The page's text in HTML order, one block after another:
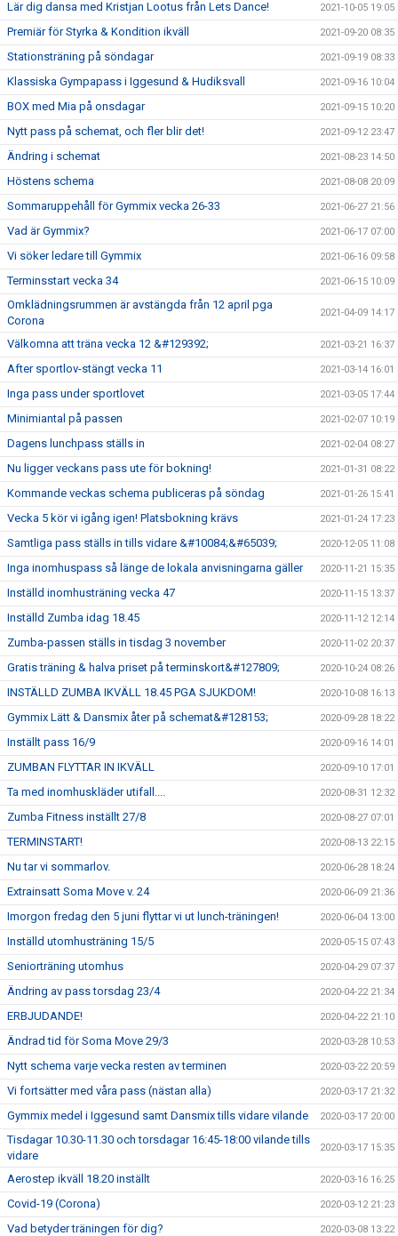
Lär dig dansa med Kristjan Lootus från Lets Dance! 2021-10-05 19:05
Premiär för Styrka & Kondition ikväll 2021-09-20 08:35
Stationsträning på söndagar 2021-09-19 08:33
Klassiska Gympapass i Iggesund & Hudiksvall 2021-09-16 10:04
BOX med Mia på onsdagar 2021-09-15 10:20
Nytt pass på schemat, och fler blir det! 2021-09-12 23:47
Ändring i schemat 2021-08-23 14:50
Höstens schema 2021-08-08 20:09
Sommaruppehåll för Gymmix vecka 26-33 2021-06-27 21:56
Vad är Gymmix? 2021-06-17 07:00
Vi söker ledare till Gymmix 2021-06-16 09:58
Terminsstart vecka 34 2021-06-15 10:09
Omklädningsrummen är avstängda från 12 april pga
Corona
2021-04-09 14:17
Välkomna att träna vecka 12 &#129392; 2021-03-21 16:37
After sportlov-stängt vecka 11 2021-03-14 16:01
Inga pass under sportlovet 2021-03-05 17:44
Minimiantal på passen 2021-02-07 10:19
Dagens lunchpass ställs in 2021-02-04 08:27
Nu ligger veckans pass ute för bokning! 2021-01-31 08:22
Kommande veckas schema publiceras på söndag 2021-01-26 15:41
Vecka 5 kör vi igång igen! Platsbokning krävs 2021-01-24 17:23
Samtliga pass ställs in tills vidare &#10084;&#65039; 2020-12-05 11:08
Inga inomhuspass så länge de lokala anvisningarna gäller 2020-11-21 15:35
Inställd inomhusträning vecka 47 2020-11-15 13:37
Inställd Zumba idag 18.45 2020-11-12 12:14
Zumba-passen ställs in tisdag 3 november 2020-11-02 20:37
Gratis träning & halva priset på terminskort&#127809; 2020-10-24 08:26
INSTÄLLD ZUMBA IKVÄLL 18.45 PGA SJUKDOM! 2020-10-08 16:13
Gymmix Lätt & Dansmix åter på schemat&#128153; 2020-09-28 18:22
Inställt pass 16/9 2020-09-16 14:01
ZUMBAN FLYTTAR IN IKVÄLL 2020-09-10 17:01
Ta med inomhuskläder utifall.... 2020-08-31 12:32
Zumba Fitness inställt 27/8 2020-08-27 07:01
TERMINSTART! 2020-08-13 22:15
Nu tar vi sommarlov. 2020-06-28 18:24
Extrainsatt Soma Move v. 24 2020-06-09 21:36
Imorgon fredag den 5 juni flyttar vi ut lunch-träningen! 2020-06-04 13:00
Inställd utomhusträning 15/5 2020-05-15 07:43
Seniorträning utomhus 2020-04-29 07:37
Ändring av pass torsdag 23/4 2020-04-22 21:34
ERBJUDANDE! 2020-04-22 21:10
Ändrad tid för Soma Move 29/3 2020-03-28 10:53
Nytt schema varje vecka resten av terminen 2020-03-22 20:59
Vi fortsätter med våra pass (nästan alla) 2020-03-17 21:32
Gymmix medel i Iggesund samt Dansmix tills vidare vilande 2020-03-17 20:00
Tisdagar 10.30-11.30 och torsdagar 16:45-18:00 vilande tills
vidare
2020-03-17 15:35
Aerostep ikväll 18.20 inställt 2020-03-16 16:25
Covid-19 (Corona) 2020-03-12 21:23
Vad betyder träningen för dig? 2020-03-08 13:22